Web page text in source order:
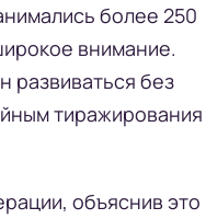
более 250
внимание.
развиваться без
тиражирования
объяснив это